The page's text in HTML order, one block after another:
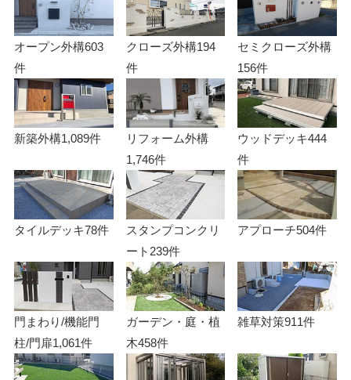
オープン外構603
件
クローズ外構194
件
セミクローズ外構
156件
新築外構1,089件
リフォーム外構
1,746件
ウッドデッキ444
件
タイルデッキ78件
スタンプコンクリ
ート 239件
アプローチ504件
門まわり/機能門
柱/門扉1,061件
ガーデン・庭・植
木458件
雑草対策911件